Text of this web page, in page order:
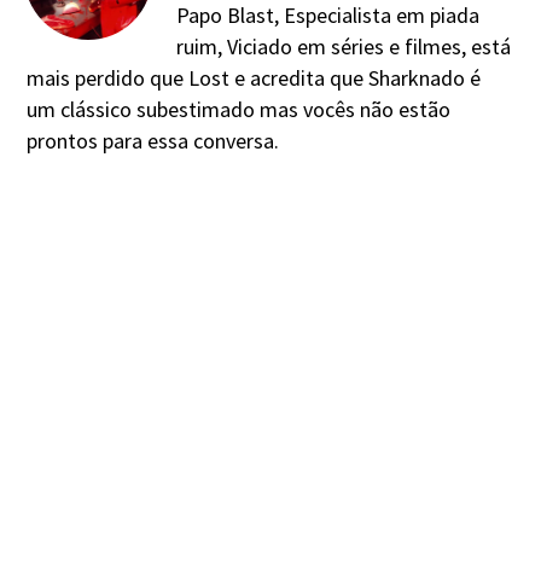
Papo Blast, Especialista em piada
ruim, Viciado em séries e filmes, está
mais perdido que Lost e acredita que Sharknado é
um clássico subestimado mas vocês não estão
prontos para essa conversa.